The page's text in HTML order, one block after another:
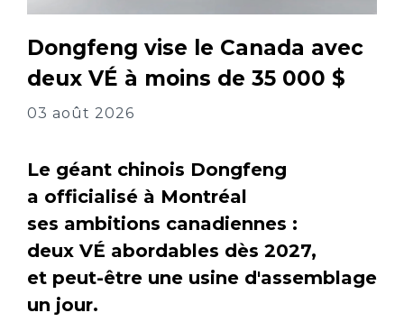
Dongfeng vise le Canada avec
deux VÉ à moins de 35 000 $
03 août 2026
Le géant chinois Dongfeng
a officialisé à Montréal
ses ambitions canadiennes :
deux VÉ abordables dès 2027,
et peut-être une usine d'assemblage
un jour.